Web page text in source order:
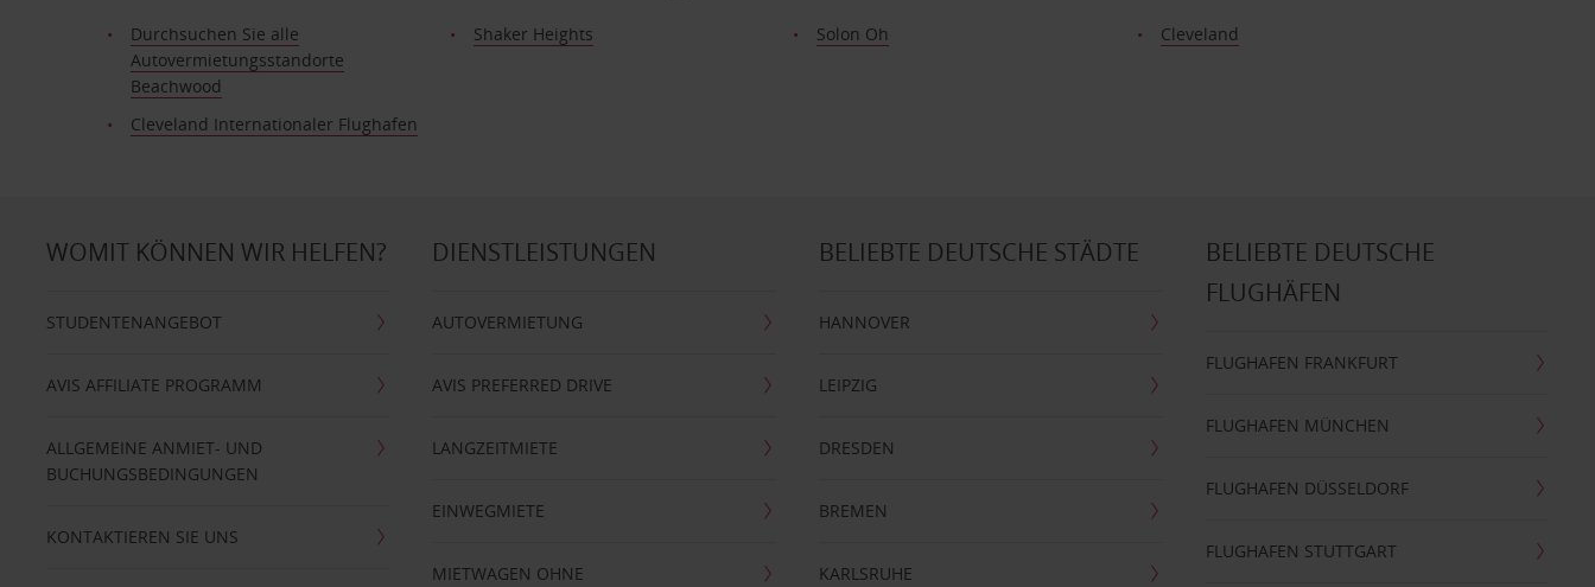
Durchsuchen Sie alle
Autovermietungsstandorte
Beachwood
Shaker Heights Solon Oh Cleveland
Cleveland Internationaler Flughafen
WOMIT KÖNNEN WIR HELFEN?
STUDENTENANGEBOT
AVIS AFFILIATE PROGRAMM
ALLGEMEINE ANMIET- UND
BUCHUNGSBEDINGUNGEN
KONTAKTIEREN SIE UNS
DIENSTLEISTUNGEN
AUTOVERMIETUNG
AVIS PREFERRED DRIVE
LANGZEITMIETE
EINWEGMIETE
MIETWAGEN OHNE
BELIEBTE DEUTSCHE STÄDTE
HANNOVER
LEIPZIG
DRESDEN
BREMEN
KARLSRUHE
BELIEBTE DEUTSCHE
FLUGHÄFEN
FLUGHAFEN FRANKFURT
FLUGHAFEN MÜNCHEN
FLUGHAFEN DÜSSELDORF
FLUGHAFEN STUTTGART